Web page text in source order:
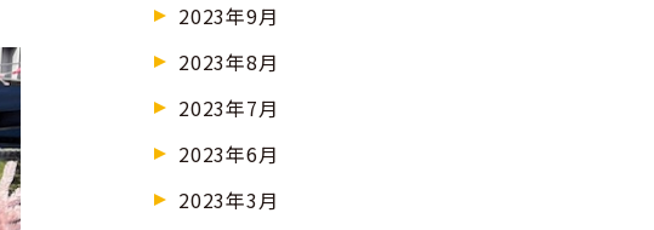
2023年9月
2023年8月
2023年7月
2023年6月
2023年3月